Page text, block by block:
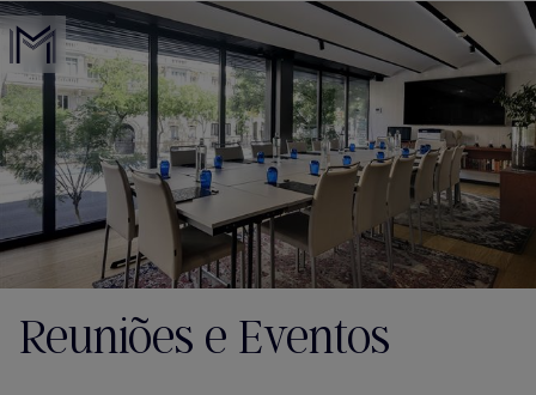
Reuniões e Eventos